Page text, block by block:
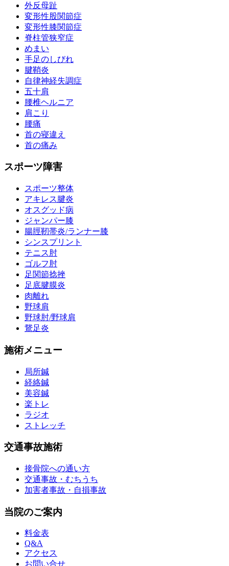
外反母趾
変形性股関節症
変形性膝関節症
脊柱管狭窄症
めまい
手足のしびれ
腱鞘炎
自律神経失調症
五十肩
腰椎ヘルニア
肩こり
腰痛
首の寝違え
首の痛み
スポーツ障害
スポーツ整体
アキレス腱炎
オスグッド病
ジャンパー膝
腸脛靭帯炎/ランナー膝
シンスプリント
テニス肘
ゴルフ肘
足関節捻挫
足底腱膜炎
肉離れ
野球肩
野球肘/野球肩
鵞足炎
施術メニュー
局所鍼
経絡鍼
美容鍼
楽トレ
ラジオ
ストレッチ
交通事故施術
接骨院への通い方
交通事故・むちうち
加害者事故・自損事故
当院のご案内
料金表
Q&A
アクセス
お問い合せ